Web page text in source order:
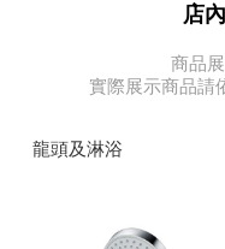
店
商品
實際展示商品請